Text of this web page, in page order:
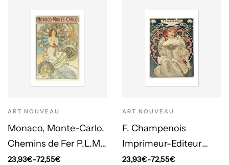
ART NOUVEAU
Monaco, Monte-Carlo.
Chemins de Fer P.L.M.
(1897)
23,93€-72,55€
ART NOUVEAU
F. Champenois
Imprimeur-Editeur
(1898)
23,93€-72,55€